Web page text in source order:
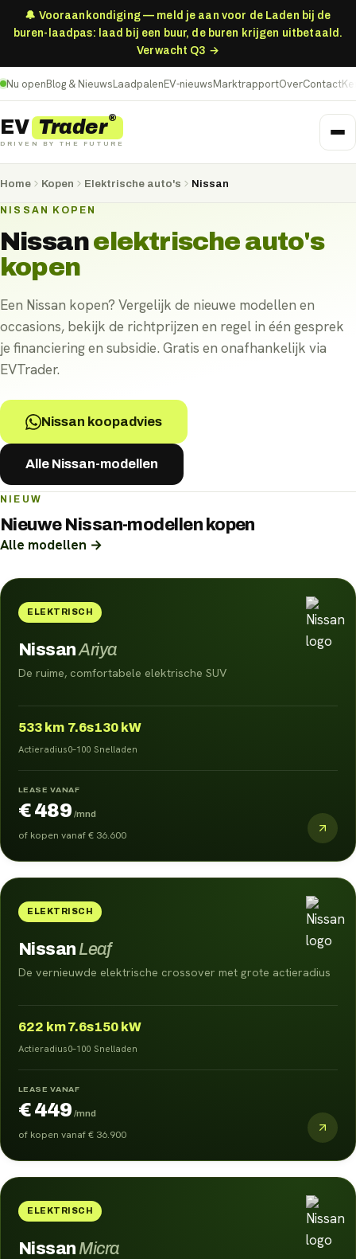
🔔 Vooraankondiging — meld je aan voor de Laden bij de
buren-laadpas: laad bij een buur, de buren krijgen uitbetaald.
Verwacht Q3 →
Nu openBlog & NieuwsLaadpalenEV-nieuwsMarktrapportOverContact
EV Trader®
DRIVEN BY THE FUTURE
Home Kopen Elektrische auto's Nissan
NISSAN KOPEN
Nissanelektrische auto's
kopen
Een Nissan kopen? Vergelijk de nieuwe modellen en
occasions, bekijk de richtprijzen en regel in één gesprek
je financiering en subsidie. Gratis en onafhankelijk via
EVTrader.
Nissan koopadvies
Alle Nissan-modellen
NIEUW
Nieuwe Nissan-modellen kopen
Alle modellen →
ELEKTRISCH
NissanAriya
De ruime, comfortabele elektrische SUV
533 km
Actieradius
7.6s
0–100
130 kW
Snelladen
LEASE VANAF
€ 489 /mnd
of kopen vanaf€ 36.600
ELEKTRISCH
Nissan Leaf
De vernieuwde elektrische crossover met grote actieradius
622 km
Actieradius
7.6s
0–100
150 kW
Snelladen
LEASE VANAF
€ 449 /mnd
of kopen vanaf€ 36.900
ELEKTRISCH
Nissan Micra